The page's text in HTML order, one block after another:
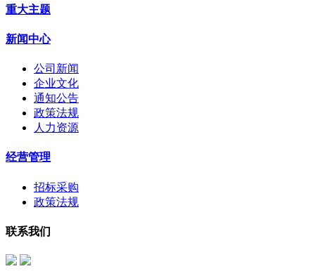
重大主题
新闻中心
公司新闻
企业文化
通知公告
政策法规
人力资源
经营管理
招标采购
政策法规
联系我们